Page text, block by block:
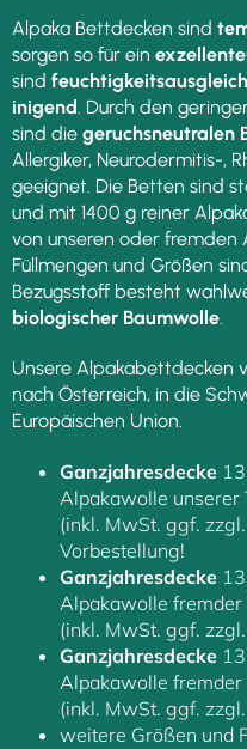
Alpaka Bettdecken sind
sorgen so für ein
sind
inigend. Durch den
sind die geruchsneutralen
Allergiker, Neurodermitis-,
geeignet. Die Betten sind
und mit 1400 g reiner
von unseren oder fremden
Füllmengen und Größen
Bezugsstoff besteht
biologischer Baumwolle.
Unsere Alpakabettdecken
nach Österreich, in die
Europäischen Union.
Ganzjahresdecke
Alpakawolle unserer
(inkl. MwSt. ggf.
Vorbestellung!
Ganzjahresdecke
Alpakawolle fremder
(inkl. MwSt. ggf.
Ganzjahresdecke
Alpakawolle fremder
(inkl. MwSt. ggf.
weitere Größen und